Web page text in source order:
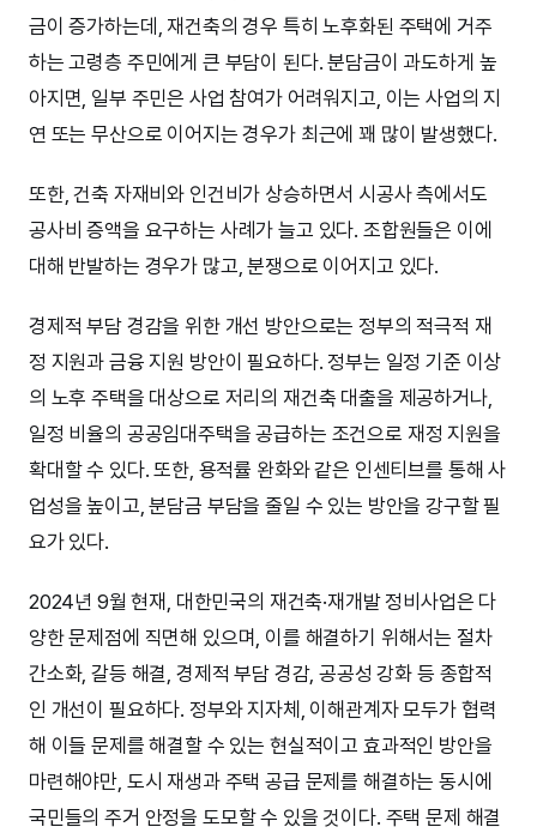
금이 증가하는데, 재건축의 경우 특히 노후화된 주택에 거주
하는 고령층 주민에게 큰 부담이 된다. 분담금이 과도하게 높
아지면, 일부 주민은 사업 참여가 어려워지고, 이는 사업의 지
연 또는 무산으로 이어지는 경우가 최근에 꽤 많이 발생했다.
또한, 건축 자재비와 인건비가 상승하면서 시공사 측에서도
공사비 증액을 요구하는 사례가 늘고 있다. 조합원들은 이에
대해 반발하는 경우가 많고, 분쟁으로 이어지고 있다.
경제적 부담 경감을 위한 개선 방안으로는 정부의 적극적 재
정 지원과 금융 지원 방안이 필요하다. 정부는 일정 기준 이상
의 노후 주택을 대상으로 저리의 재건축 대출을 제공하거나,
일정 비율의 공공임대주택을 공급하는 조건으로 재정 지원을
확대할 수 있다. 또한, 용적률 완화와 같은 인센티브를 통해 사
업성을 높이고, 분담금 부담을 줄일 수 있는 방안을 강구할 필
요가 있다.
2024년 9월 현재, 대한민국의 재건축·재개발 정비사업은 다
양한 문제점에 직면해 있으며, 이를 해결하기 위해서는 절차
간소화, 갈등 해결, 경제적 부담 경감, 공공성 강화 등 종합적
인 개선이 필요하다. 정부와 지자체, 이해관계자 모두가 협력
해 이들 문제를 해결할 수 있는 현실적이고 효과적인 방안을
마련해야만, 도시 재생과 주택 공급 문제를 해결하는 동시에
국민들의 주거 안정을 도모할 수 있을 것이다. 주택 문제 해결